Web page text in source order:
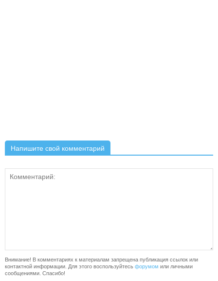
Напишите свой комментарий
Внимание! В комментариях к материалам запрещена публикация ссылок или
контактной информации. Для этого воспользуйтесь форумом или личными
сообщениями. Спасибо!